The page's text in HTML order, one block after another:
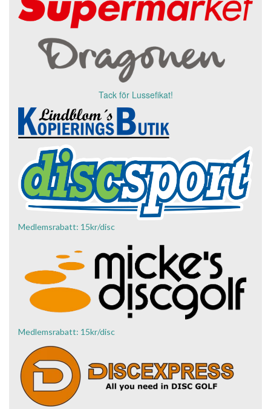
Tack för Lussefikat!
Medlemsrabatt: 15kr/disc
Medlemsrabatt: 15kr/disc